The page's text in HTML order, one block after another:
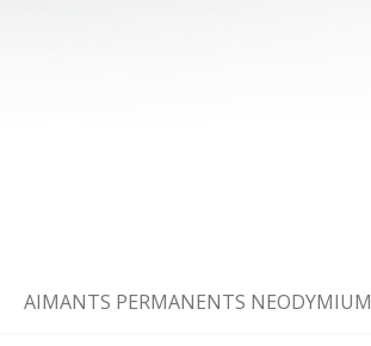
AIMANTS PERMANENTS NEODYMIUM